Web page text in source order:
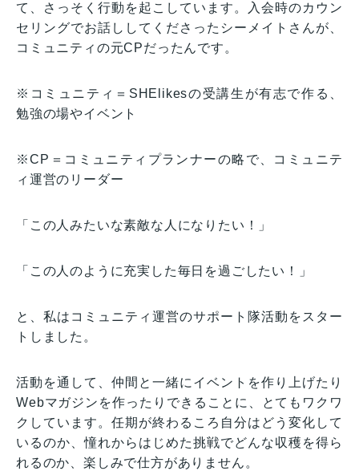
て、さっそく行動を起こしています。入会時のカウン
セリングでお話ししてくださったシーメイトさんが、
コミュニティの元CPだったんです。
※コミュニティ＝SHElikesの受講生が有志で作る、
勉強の場やイベント
※CP＝コミュニティプランナーの略で、コミュニテ
ィ運営のリーダー
「この人みたいな素敵な人になりたい！」
「この人のように充実した毎日を過ごしたい！」
と、私はコミュニティ運営のサポート隊活動をスター
トしました。
活動を通して、仲間と一緒にイベントを作り上げたり
Webマガジンを作ったりできることに、とてもワクワ
クしています。任期が終わるころ自分はどう変化して
いるのか、憧れからはじめた挑戦でどんな収穫を得ら
れるのか、楽しみで仕方がありません。